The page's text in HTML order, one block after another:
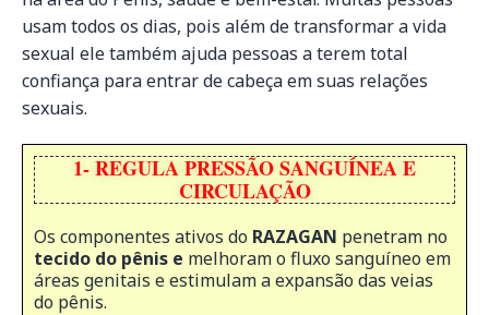
usam todos os dias, pois além de transformar a vida
sexual ele também ajuda pessoas a terem total
confiança para entrar de cabeça em suas relações
sexuais.
1- REGULA PRESSÃO SANGUÍNEA E
CIRCULAÇÃO
Os componentes ativos do RAZAGAN penetram no
tecido do pênis e melhoram o fluxo sanguíneo em
áreas genitais e estimulam a expansão das veias
do pênis.